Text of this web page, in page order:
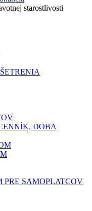
starostlivosti
DOBA
PRE SAMOPLATCOV